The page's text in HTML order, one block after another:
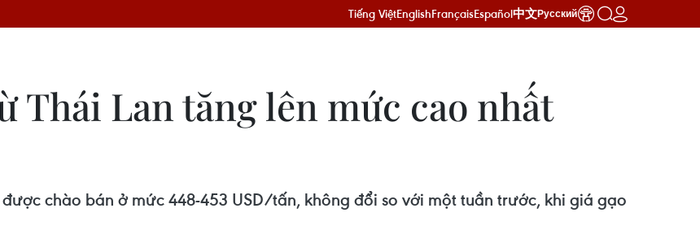
Tiếng ViệtEnglishFrançaisEspañol中文Русский
Thái Lan tăng lên mức cao nhất
chào bán ở mức 448-453 USD/tấn, không đổi so với một tuần trước, khi giá gạo